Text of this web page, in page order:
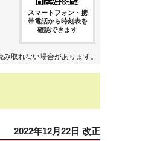
スマートフォン・携
帯電話から時刻表を
確認できます
取れない場合があります。
2022年12月22日 改正